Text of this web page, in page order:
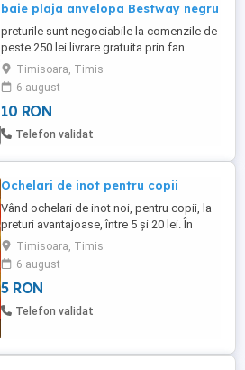
baie plaja anvelopa Bestway negru
preturile sunt negociabile la comenzile de
peste 250 lei livrare gratuita prin fan
courier, detalii la telefon la nr din anunt
toate produsele sunt noi sigilat colac
gonflabil de inot baie plaja anvelopa
Bestway 91 cm negru orange galben
Timisoara, Timis
6 august
10 RON
Telefon validat
Ochelari de inot pentru copii
Vând ochelari de inot noi, pentru copii, la
preturi avantajoase, între 5 și 20 lei. În
prima fotografie sunt cei cu 5 lei, iar în
ultima cei cu 20 de lei. La cantitatea mai
mare prețul se negociază.
Timisoara, Timis
6 august
5 RON
Telefon validat